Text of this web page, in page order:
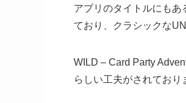
アプリのタイトルにも
ており、クラシックな
WILD – Card Party
らしい工夫がされており